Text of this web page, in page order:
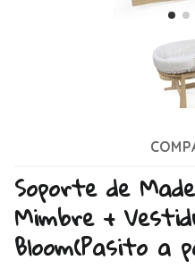
Soporte de
Mimbre +
Bloom(Pasito a